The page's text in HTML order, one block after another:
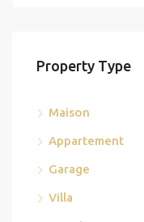
Property Type
Maison
Appartement
Garage
Villa